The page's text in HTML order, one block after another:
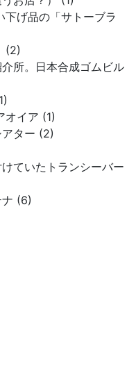
げ品の「サトーブラ
(2)
所。日本合成ゴムビル
オイア (1)
ター (2)
ていたトランシーバー
ナ (6)